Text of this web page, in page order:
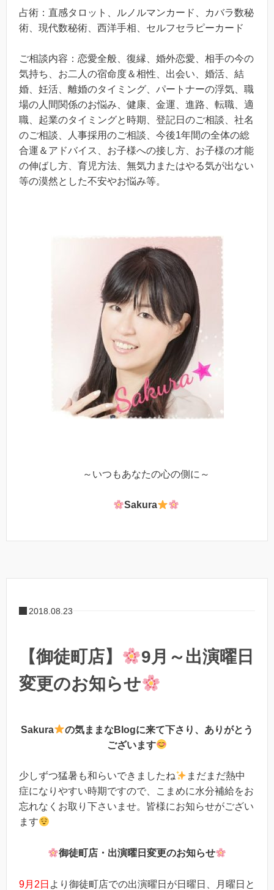
占術：直感タロット、ルノルマンカード、カバラ数秘
術、現代数秘術、西洋手相、セルフセラピーカード
ご相談内容：恋愛全般、復縁、婚外恋愛、相手の今の
気持ち、お二人の宿命度＆相性、出会い、婚活、結
婚、妊活、離婚のタイミング、パートナーの浮気、職
場の人間関係のお悩み、健康、金運、進路、転職、適
職、起業のタイミングと時期、登記日のご相談、社名
のご相談、人事採用のご相談、今後1年間の全体の総
合運＆アドバイス、お子様への接し方、お子様の才能
の伸ばし方、育児方法、無気力またはやる気が出ない
等の漠然とした不安やお悩み等。
～いつもあなたの心の側に～
Sakura
2018.08.23
【御徒町店】
9月～出演曜日
変更のお知らせ
Sakura
の気ままなBlogに来て下さり、ありがとう
ございます
少しずつ猛暑も和らいできましたね
まだまだ熱中
症になりやすい時期ですので、こまめに水分補給をお
忘れなくお取り下さいませ。皆様にお知らせがござい
ます
御徒町店・出演曜日変更のお知らせ
9月2日 より御徒町店での出演曜日が日曜日、月曜日と